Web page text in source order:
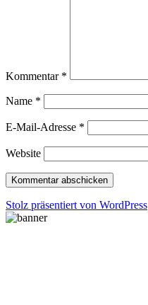
Kommentar *
Name *
E-Mail-Adresse *
Website
Stolz präsentiert von WordPress